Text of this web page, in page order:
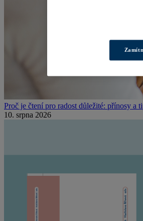
Proč je čtení pro radost důležité: přínosy a
10. srpna 2026